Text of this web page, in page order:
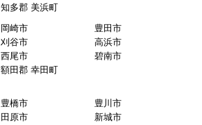
知多郡 美浜町
岡崎市
豊田市
刈谷市
高浜市
西尾市
碧南市
額田郡 幸田町
豊橋市
豊川市
田原市
新城市